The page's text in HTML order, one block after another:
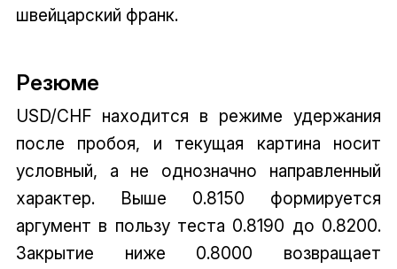
швейцарский франк.
Резюме
USD/CHF находится в режиме удержания
после пробоя, и текущая картина носит
условный, а не однозначно направленный
характер. Выше 0.8150 формируется
аргумент в пользу теста 0.8190 до 0.8200.
Закрытие ниже 0.8000 возвращает